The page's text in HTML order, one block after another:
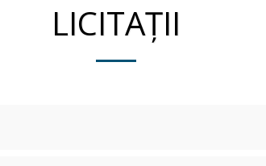
LICITAȚII